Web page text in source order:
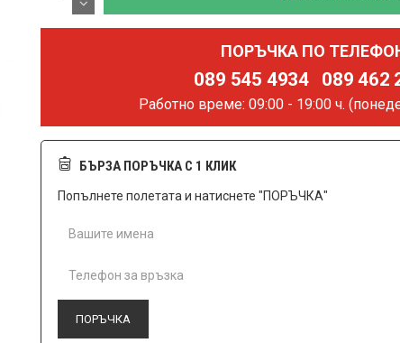
ПОРЪЧКА ПО
089 545 4934 089 462
Работно време: 09:00 - 19:00 ч.
БЪРЗА ПОРЪЧКА С 1 КЛИК
Попълнете полетата и натиснете "ПОРЪЧКА"
ПОРЪЧКА